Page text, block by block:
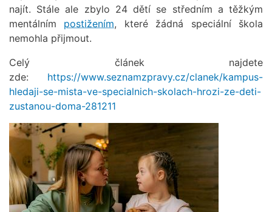
najít. Stále ale zbylo 24 dětí se středním a těžkým
mentálním postižením, které žádná speciální škola
nemohla přijmout.
Celý článek najdete
zde: https://www.seznamzpravy.cz/clanek/kampus-
hledaji-se-mista-ve-specialnich-skolach-hrozi-ze-deti-
zustanou-doma-281211